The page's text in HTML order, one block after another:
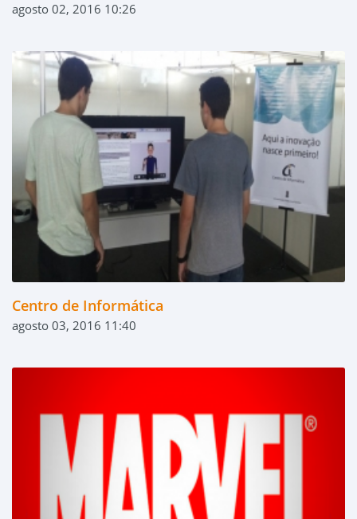
agosto 02, 2016 10:26
Centro de Informática
agosto 03, 2016 11:40